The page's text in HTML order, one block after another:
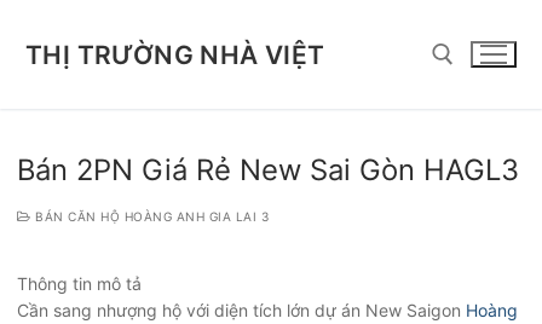
THỊ TRƯỜNG NHÀ VIỆT
Bán 2PN Giá Rẻ New Sai Gòn HAGL3
BÁN CĂN HỘ HOÀNG ANH GIA LAI 3
Thông tin mô tả
Cần sang nhượng hộ với diện tích lớn dự án New Saigon Hoàng